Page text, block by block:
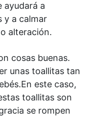
ayudará a
y a calmar
alteración.
cosas buenas.
unas toallitas tan
este caso,
toallitas son
se rompen